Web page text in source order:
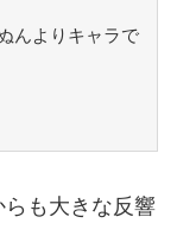
んよりキャラで
も大きな反響